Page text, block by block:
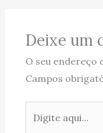
Deixe um
O seu endereço
Campos
aqui...